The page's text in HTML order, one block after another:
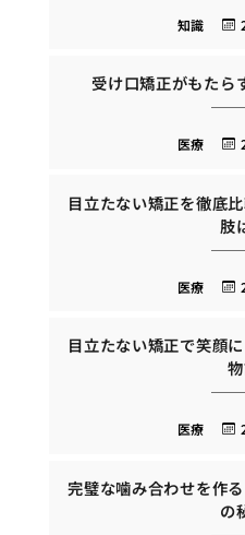
知識
受け口矯正がもたら
医療
目立たない矯正を徹底
肢
医療
目立たない矯正で笑顔
医療
完璧な噛み合わせを作
の